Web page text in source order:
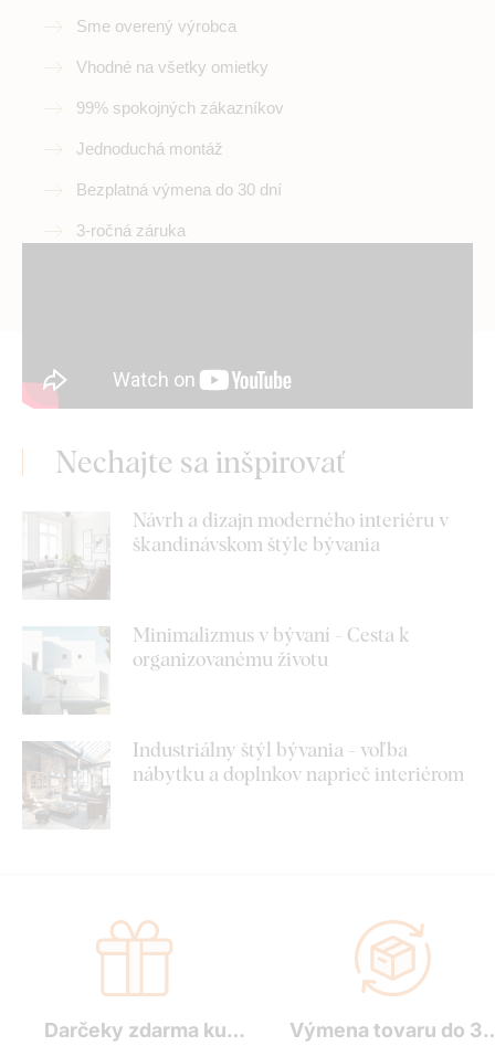
Sme overený výrobca
Vhodné na všetky omietky
99% spokojných zákazníkov
Jednoduchá montáž
Bezplatná výmena do 30 dní
3-ročná záruka
Nechajte sa inšpirovať
Návrh a dizajn moderného interiéru v
škandinávskom štýle bývania
Minimalizmus v bývaní - Cesta k
organizovanému životu
Industriálny štýl bývania - voľba
nábytku a doplnkov naprieč interiérom
Darčeky zdarma ku
Výmena tovaru do